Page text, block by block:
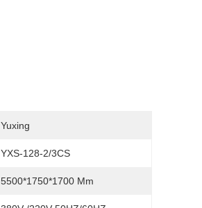
Yuxing
YXS-128-2/3CS
5500*1750*1700 Mm